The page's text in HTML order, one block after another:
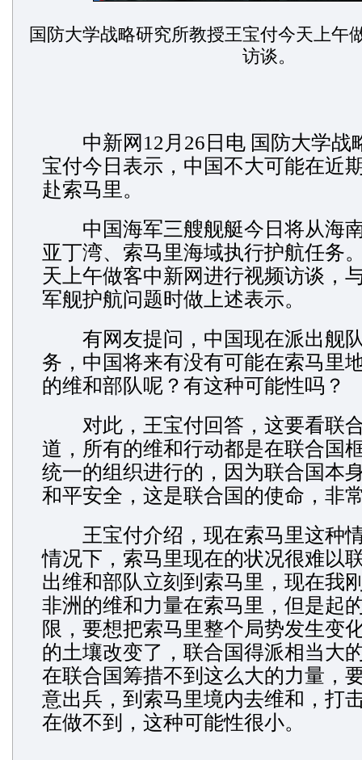
国防大学战略研究所教授王宝付今天上午
访谈。
中新网12月26日电 国防大学战
宝付今日表示，中国不大可能在近
赴索马里。
中国海军三艘舰艇今日将从海
亚丁湾、索马里海域执行护航任务
天上午做客中新网进行视频访谈，
军舰护航问题时做上述表示。
有网友提问，中国现在派出舰
务，中国将来有没有可能在索马里
的维和部队呢？有这种可能性吗？
对此，王宝付回答，这要看联
道，所有的维和行动都是在联合国
统一的组织进行的，因为联合国本
和平安全，这是联合国的使命，非
王宝付介绍，现在索马里这种
情况下，索马里现在的状况很难以
出维和部队立刻到索马里，现在我
非洲的维和力量在索马里，但是起
限，要想把索马里整个局势发生变
的土壤改变了，联合国得派相当大
在联合国筹措不到这么大的力量，
意出兵，到索马里境内去维和，打
在做不到，这种可能性很小。